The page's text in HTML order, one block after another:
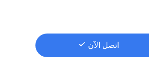
اتصل الآن